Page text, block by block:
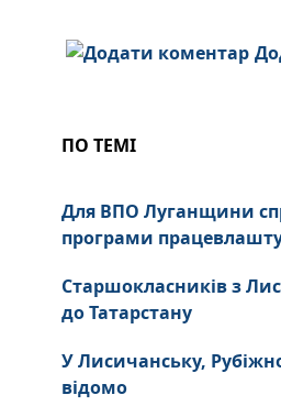
ПО ТЕМІ
Для ВПО Луганщини
програми
Старшокласників з
до Татарстану
У Лисичанську,
відомо